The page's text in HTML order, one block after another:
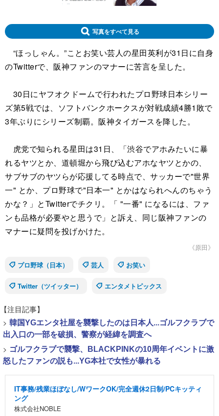
写真をすべて見る
“ほっしゃん。”ことお笑い芸人の星田英利が31日に自身
のTwitterで、阪神ファンのマナーに苦言を呈した。
30日にヤフオクドームで行われたプロ野球日本シリー
ズ第5戦では、ソフトバンクホークスが対戦成績4勝1敗で
3年ぶりにシリーズ制覇。阪神タイガースを降した。
虎党で知られる星田は31日、「渋谷でアホみたいに暴
れるヤツとか、道頓堀から飛び込むアホなヤツとかの、
サブサブのヤツらが応援してる時点で、サッカーで"世界
一" とか、プロ野球で"日本一" とかはなられへんのちゃう
かな？」とTwitterでチクリ。「 "一番" になるには、ファ
ンも品格が必要やと思うで」と訴え、同じ阪神ファンの
マナーに疑問を投げかけた。
《原田》
プロ野球（日本）
芸人 お笑い
Twitter（ツイッター） エンタメトピックス
【注目記事】
> 韓国YGエンタ社屋を襲撃したのは日本人...ゴルフクラブで
出入口の一部を破損、警察が経緯を調査へ
> ゴルフクラブで襲撃、BLACKPINKの10周年イベントに激
怒したファンの説も...YG本社で女性が暴れる
IT事務/残業ほぼなし/WワークOK/完全週休2日制/PCキッティ
ング
株式会社NOBLE